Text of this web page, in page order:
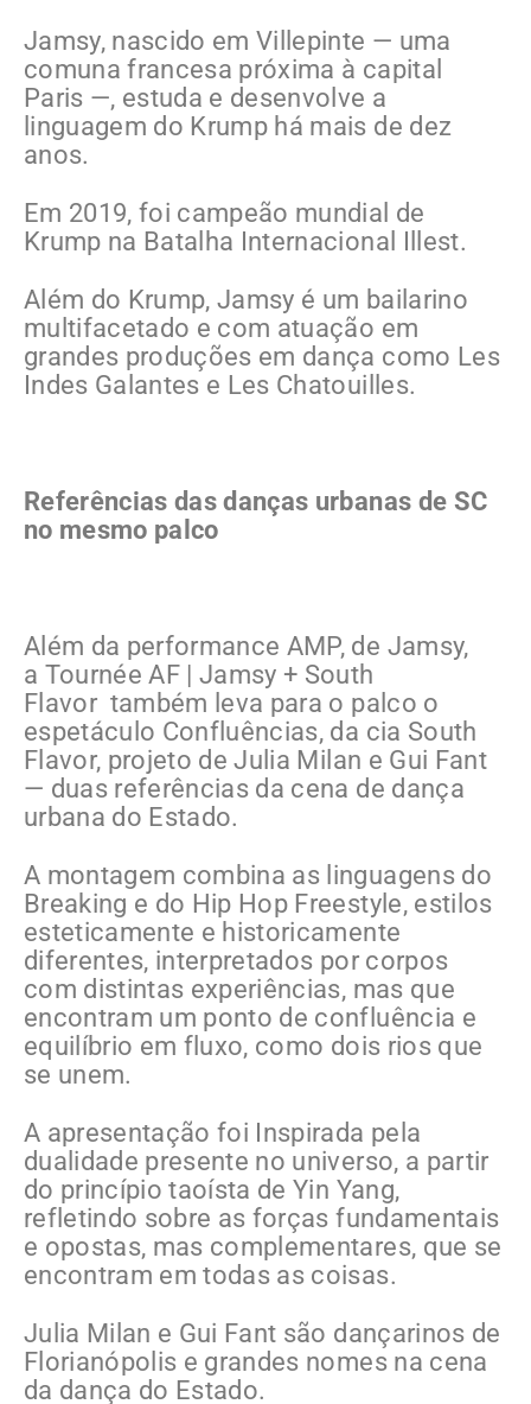
Jamsy, nascido em Villepinte — uma
comuna francesa próxima à capital
Paris —, estuda e desenvolve a
linguagem do Krump há mais de dez
anos.
Em 2019, foi campeão mundial de
Krump na Batalha Internacional Illest.
Além do Krump, Jamsy é um bailarino
multifacetado e com atuação em
grandes produções em dança como Les
Indes Galantes e Les Chatouilles.
Referências das danças urbanas de SC
no mesmo palco
Além da performance AMP, de Jamsy,
a Tournée AF | Jamsy + South
Flavor também leva para o palco o
espetáculo Confluências, da cia South
Flavor, projeto de Julia Milan e Gui Fant
— duas referências da cena de dança
urbana do Estado.
A montagem combina as linguagens do
Breaking e do Hip Hop Freestyle, estilos
esteticamente e historicamente
diferentes, interpretados por corpos
com distintas experiências, mas que
encontram um ponto de confluência e
equilíbrio em fluxo, como dois rios que
se unem.
A apresentação foi Inspirada pela
dualidade presente no universo, a partir
do princípio taoísta de Yin Yang,
refletindo sobre as forças fundamentais
e opostas, mas complementares, que se
encontram em todas as coisas.
Julia Milan e Gui Fant são dançarinos de
Florianópolis e grandes nomes na cena
da dança do Estado.